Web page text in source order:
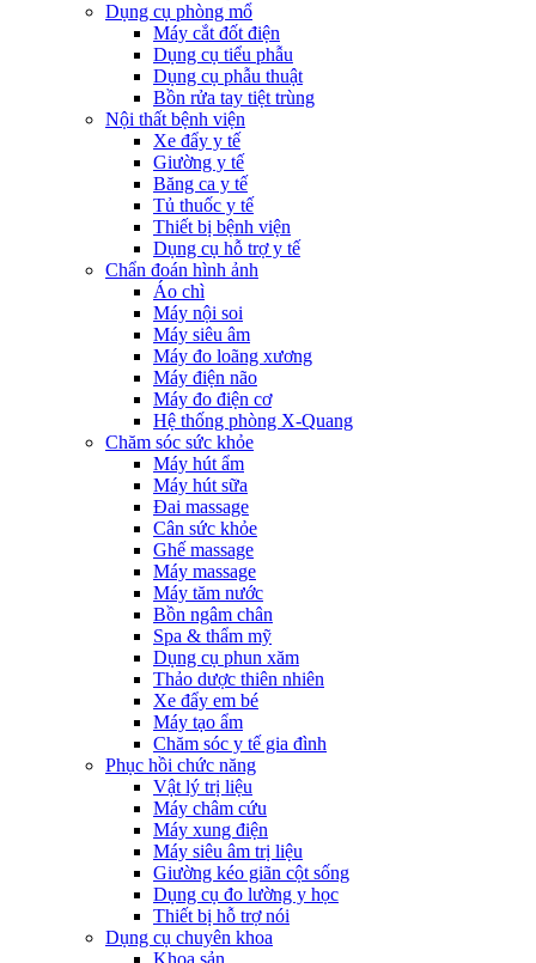
Dụng cụ phòng mổ
Máy cắt đốt điện
Dụng cụ tiểu phẫu
Dụng cụ phẫu thuật
Bồn rửa tay tiệt trùng
Nội thất bệnh viện
Xe đẩy y tế
Giường y tế
Băng ca y tế
Tủ thuốc y tế
Thiết bị bệnh viện
Dụng cụ hỗ trợ y tế
Chẩn đoán hình ảnh
Áo chì
Máy nội soi
Máy siêu âm
Máy đo loãng xương
Máy điện não
Máy đo điện cơ
Hệ thống phòng X-Quang
Chăm sóc sức khỏe
Máy hút ẩm
Máy hút sữa
Đai massage
Cân sức khỏe
Ghế massage
Máy massage
Máy tăm nước
Bồn ngâm chân
Spa & thẩm mỹ
Dụng cụ phun xăm
Thảo dược thiên nhiên
Xe đẩy em bé
Máy tạo ẩm
Chăm sóc y tế gia đình
Phục hồi chức năng
Vật lý trị liệu
Máy châm cứu
Máy xung điện
Máy siêu âm trị liệu
Giường kéo giãn cột sống
Dụng cụ đo lường y học
Thiết bị hỗ trợ nói
Dụng cụ chuyên khoa
Khoa sản